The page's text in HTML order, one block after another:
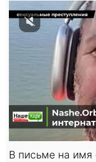
В письме на имя